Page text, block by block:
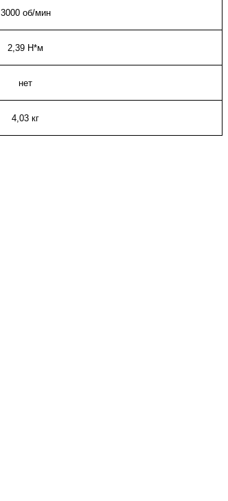
3000 об/мин
2,39 Н*м
нет
4,03 кг